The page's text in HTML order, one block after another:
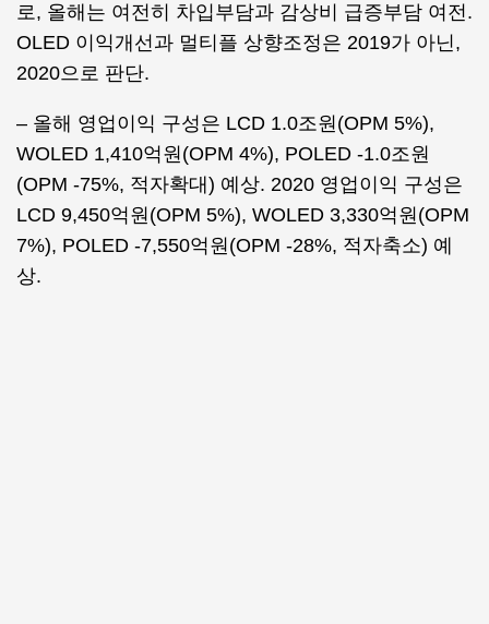
로, 올해는 여전히 차입부담과 감상비 급증부담 여전.
OLED 이익개선과 멀티플 상향조정은 2019가 아닌,
2020으로 판단.
– 올해 영업이익 구성은 LCD 1.0조원(OPM 5%),
WOLED 1,410억원(OPM 4%), POLED -1.0조원
(OPM -75%, 적자확대) 예상. 2020 영업이익 구성은
LCD 9,450억원(OPM 5%), WOLED 3,330억원(OPM
7%), POLED -7,550억원(OPM -28%, 적자축소) 예
상.